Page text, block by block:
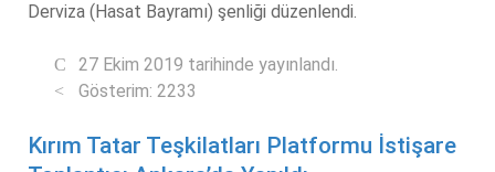
Derviza (Hasat Bayramı) şenliği düzenlendi.
27 Ekim 2019 tarihinde yayınlandı.
Gösterim: 2233
Kırım Tatar Teşkilatları Platformu İstişare